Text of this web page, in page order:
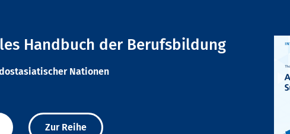
Handbuch der Berufsbildung
Nationen
Zur Reihe